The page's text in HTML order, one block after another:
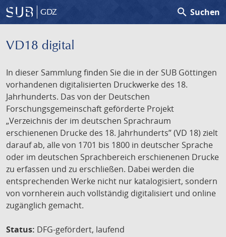
GDZ search Suchen
VD18 digital
In dieser Sammlung finden Sie die in der SUB Göttingen
vorhandenen digitalisierten Druckwerke des 18.
Jahrhunderts. Das von der Deutschen
Forschungsgemeinschaft geförderte Projekt
„Verzeichnis der im deutschen Sprachraum
erschienenen Drucke des 18. Jahrhunderts” (VD 18) zielt
darauf ab, alle von 1701 bis 1800 in deutscher Sprache
oder im deutschen Sprachbereich erschienenen Drucke
zu erfassen und zu erschließen. Dabei werden die
entsprechenden Werke nicht nur katalogisiert, sondern
von vornherein auch vollständig digitalisiert und online
zugänglich gemacht.
Status: DFG-gefördert, laufend